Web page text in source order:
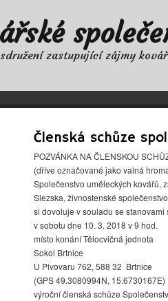
zastupující zájmy
Členská schůze
POZVÁNKA NA ČLENSKOU
(dříve označované jako valná
Společenstvo uměleckých kovářů,
Slezska, živnostenské
si dovoluje v souladu se
v sobotu dne 10. 3. 2018 v 9 hod.
místo konání Tělocvičná jednota
Sokol Brtnice
U Pivovaru 762, 588 32 Brtnice
(GPS 49.3080994N, 15.6730167E)
výroční členská schůze